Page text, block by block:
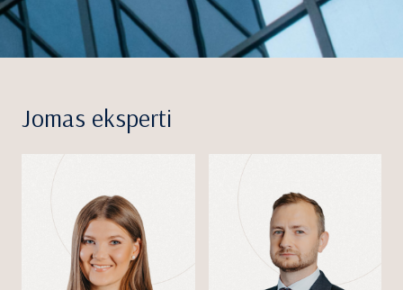
Jomas eksperti